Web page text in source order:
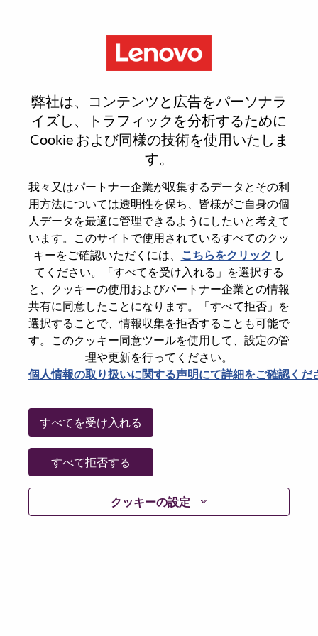
弊社は、コンテンツと広告をパーソナラ
イズし、トラフィックを分析するために
Cookie および同様の技術を使用いたしま
す。
我々又はパートナー企業が収集するデータとその利
用方法については透明性を保ち、皆様がご自身の個
人データを最適に管理できるようにしたいと考えて
います。このサイトで使用されているすべてのクッ
キーをご確認いただくには、
こちらをクリック し
てください。「すべてを受け入れる」を選択する
と、クッキーの使用およびパートナー企業との情報
共有に同意したことになります。「すべて拒否」を
選択することで、情報収集を拒否することも可能で
す。このクッキー同意ツールを使用して、設定の管
理や更新を行ってください。
個人情報の取り扱いに関する声明にて詳細をご確認くだ
クッキーの設定
すべてを受け入れる
すべて拒否する
Reset password
本当にパスワードをリセットします
Enter the email address associated with your
account, then click "Continue".
パスワードをリセットするためにリンクを
emailに送ります
パスワードをリセットください
E-mail*
Go Back
Lenovo.com